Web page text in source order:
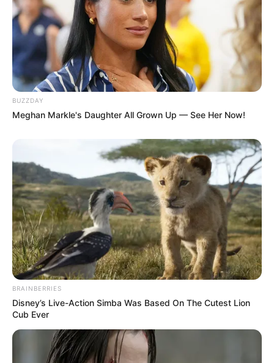
BRICS: Η Ρωσία Και Η Ινδία
Δεν Χρειάζονται Πια Δολάριο
ΗΠΑ
Το Judicial Watch
αποκαλύπτει το σχέδιο
κυβέρνησης Μπάιντεν για
Email address:
BUZZDAY
Meghan Markle's Daughter All Grown Up — See Her Now!
BRAINBERRIES
Disney’s Live-Action Simba Was Based On The Cutest Lion
Cub Ever